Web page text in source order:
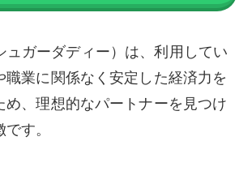
ュガーダディー）は、利用してい
職業に関係なく安定した経済力を
め、理想的なパートナーを見つけ
す。